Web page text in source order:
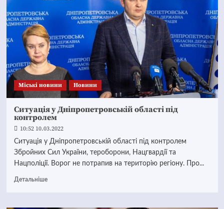
Mіські новини Новини
Ситуація у Дніпропетровській області під
контролем
10:52 10.03.2022
Ситуація у Дніпропетровській області під контролем
Збройних Сил України, тероборони, Нацгвардії та
Нацполіції. Ворог не потрапив на територію регіону. Про...
Детальніше